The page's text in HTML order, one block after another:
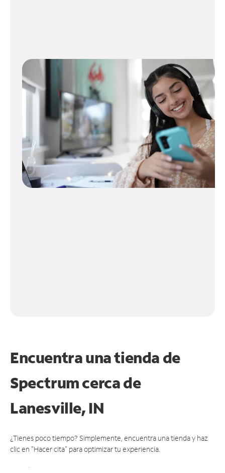
Encuentra una tienda de
Spectrumcerca de
Lanesville, IN
¿Tienes poco tiempo? Simplemente, encuentra una tienda y haz
clic en "Hacer cita" para optimizar tu experiencia.